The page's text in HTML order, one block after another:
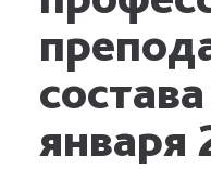
января